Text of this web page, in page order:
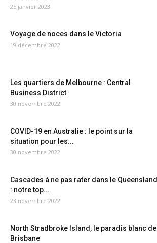
25 janvier 2023
Voyage de noces dans le Victoria
19 décembre 2022
Les quartiers de Melbourne : Central
Business District
30 novembre 2022
COVID-19 en Australie : le point sur la
situation pour les...
30 novembre 2022
Cascades à ne pas rater dans le Queensland
: notre top...
23 novembre 2022
North Stradbroke Island, le paradis blanc de
Brisbane